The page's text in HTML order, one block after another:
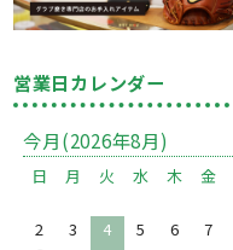
営業日カレンダー
今月(2026年8月)
日 月 火 水 木 金
2
3 4 5 6 7